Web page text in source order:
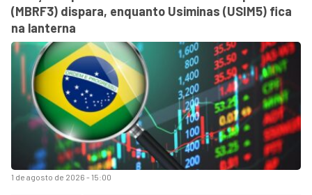
1 de agosto de 2026 - 15:00
(MBRF3) dispara, enquanto Usiminas (USIM5) fica
na lanterna